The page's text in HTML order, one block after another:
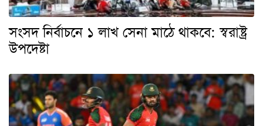
সংসদ নির্বাচনে ১ লাখ সেনা মাঠে থাকবে: স্বরাষ্ট্র
উপদেষ্টা